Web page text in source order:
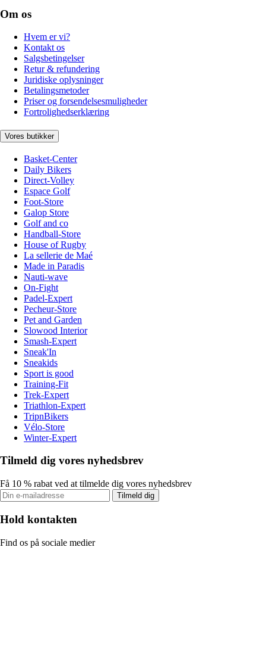
Om os
Hvem er vi?
Kontakt os
Salgsbetingelser
Retur & refundering
Juridiske oplysninger
Betalingsmetoder
Priser og forsendelsesmuligheder
Fortrolighedserklæring
Vores butikker
Basket-Center
Daily Bikers
Direct-Volley
Espace Golf
Foot-Store
Galop Store
Golf and co
Handball-Store
House of Rugby
La sellerie de Maé
Made in Paradis
Nauti-wave
On-Fight
Padel-Expert
Pecheur-Store
Pet and Garden
Slowood Interior
Smash-Expert
Sneak'In
Sneakids
Sport is good
Training-Fit
Trek-Expert
Triathlon-Expert
TripnBikers
Vélo-Store
Winter-Expert
Tilmeld dig vores nyhedsbrev
Få 10 % rabat ved at tilmelde dig vores nyhedsbrev
Tilmeld dig
Hold kontakten
Find os på sociale medier